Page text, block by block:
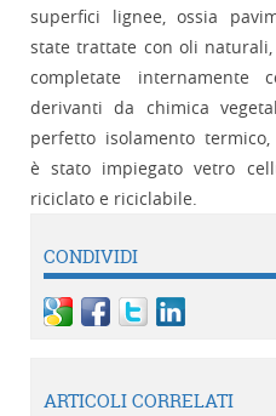
superfici lignee, ossia
state trattate con oli
completate
derivanti da chimica
perfetto isolamento
è stato impiegato vetro
riciclato e riciclabile.
CONDIVIDI
ARTICOLI CORRELATI